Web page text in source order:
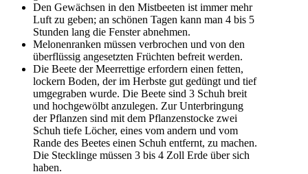
Den Gewächsen in den Mistbeeten ist immer mehr
Luft zu geben; an schönen Tagen kann man 4 bis 5
Stunden lang die Fenster abnehmen.
Melonenranken müssen verbrochen und von den
überflüssig angesetzten Früchten befreit werden.
Die Beete der Meerrettige erfordern einen fetten,
lockern Boden, der im Herbste gut gedüngt und tief
umgegraben wurde. Die Beete sind 3 Schuh breit
und hochgewölbt anzulegen. Zur Unterbringung
der Pflanzen sind mit dem Pflanzenstocke zwei
Schuh tiefe Löcher, eines vom andern und vom
Rande des Beetes einen Schuh entfernt, zu machen.
Die Stecklinge müssen 3 bis 4 Zoll Erde über sich
haben.